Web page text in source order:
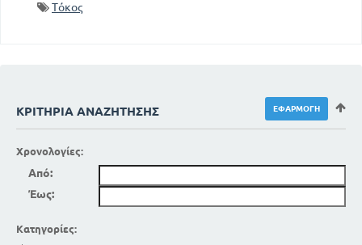
Τόκος
ΚΡΙΤΉΡΙΑ ΑΝΑΖΉΤΗΣΗΣ
Χρονολογίες:
Από:
Έως:
Κατηγορίες: